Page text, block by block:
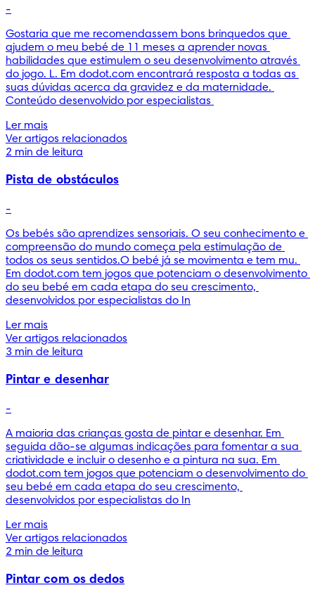
-
Gostaria que me recomendassem bons brinquedos que
ajudem o meu bebé de 11 meses a aprender novas
habilidades que estimulem o seu desenvolvimento através
do jogo. L. Em dodot.com encontrará resposta a todas as
suas dúvidas acerca da gravidez e da maternidade.
Conteúdo desenvolvido por especialistas
Ler mais
Ver artigos relacionados
2 min de leitura
Pista de obstáculos
-
Os bebés são aprendizes sensoriais. O seu conhecimento e
compreensão do mundo começa pela estimulação de
todos os seus sentidos.O bebé já se movimenta e tem mu.
Em dodot.com tem jogos que potenciam o desenvolvimento
do seu bebé em cada etapa do seu crescimento,
desenvolvidos por especialistas do In
Ler mais
Ver artigos relacionados
3 min de leitura
Pintar e desenhar
-
A maioria das crianças gosta de pintar e desenhar. Em
seguida dão-se algumas indicações para fomentar a sua
criatividade e incluir o desenho e a pintura na sua. Em
dodot.com tem jogos que potenciam o desenvolvimento do
seu bebé em cada etapa do seu crescimento,
desenvolvidos por especialistas do In
Ler mais
Ver artigos relacionados
2 min de leitura
Pintar com os dedos